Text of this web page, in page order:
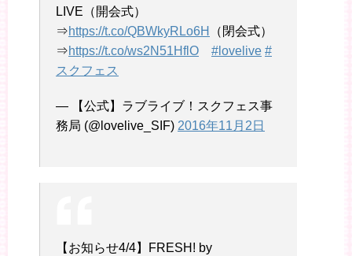
LIVE（開会式）
⇒https://t.co/QBWkyRLo6H
（閉会式）
⇒https://t.co/ws2N51HflO #lovelive #
スクフェス
— 【公式】ラブライブ！スクフェス事
務局 (@lovelive_SIF) 2016年11月2日
【お知らせ4/4】FRESH! by